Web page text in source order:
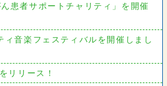
患者サポートチャリティ」を開催
音楽フェスティバルを開催しまし
リリース！